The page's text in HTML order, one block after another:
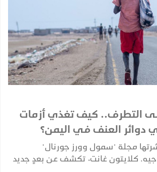
التطرف.. كيف تغذي أزمات
دوائر العنف في اليمن؟
مجلة "سمول وورز جورنال"
جيه. كلايتون غانت، تكشف عن بعدٍ جديد